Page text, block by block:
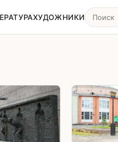
ХУДОЖНИКИ